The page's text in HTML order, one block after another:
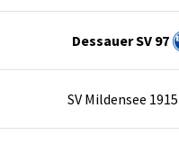
Dessauer SV 97
SV Mildensee 1915